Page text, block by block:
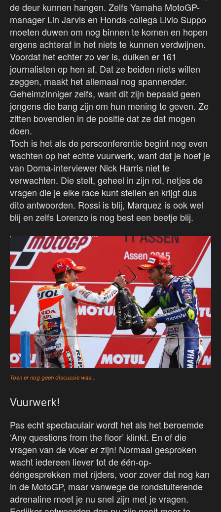
de deur kunnen hangen. Zelfs Yamaha MotoGP-
manager Lin Jarvis en Honda-collega Livio Suppo
moeten duwen om nog binnen te komen en hopen
ergens achteraf in het niets te kunnen verdwijnen.
Voordat het echter zo ver is, duiken er 161
journalisten op hen af. Dat ze beiden niets willen
zeggen, maakt het allemaal nog spannender.
Geheimzinniger zelfs, want dit zijn bepaald geen
jongens die bang zijn om hun mening te geven. Ze
zitten bovendien in de positie dat ze dat mogen
doen.
Toch is het als de persconferentie begint nog even
wachten op het echte vuurwerk, want dat je hoef je
van Dorna-interviewer Nick Harris niet te
verwachten. Die stelt, geheel in zijn rol, netjes de
vragen die je elke race kunt stellen en krijgt dus
dito antwoorden. Rossi is blij, Marquez is ook wel
blij en zelfs Lorenzo is nog best een beetje blij.
Toen er nog geen discussie was…
Vuurwerk!
Pas echt spectaculair wordt het als het beroemde
‘Any questions from the floor’ klinkt. En of die
vragen van de vloer er zijn! Normaal gesproken
wacht iedereen liever tot de één-op-
ééngesprekken met rijders, voor zover dat nog kan
in de MotoGP, maar vanwege de rondstuiterende
adrenaline moet je nu snel zijn met je vragen.